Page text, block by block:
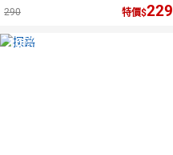
290
特價 229
10倍